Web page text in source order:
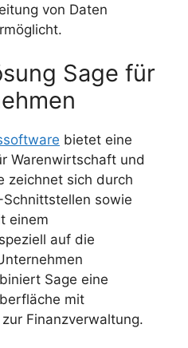
von Daten
Sage für
bietet eine
Warenwirtschaft und
zeichnet sich durch
Schnittstellen sowie
einem
auf die
Sage eine
mit
Finanzverwaltung.